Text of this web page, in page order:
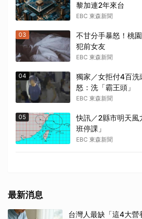
黎加連2年來台
EBC 東森新聞
03
不甘分手暴怒！桃
犯前女友
EBC 東森新聞
04
獨家／女拒付4百洗
怒：洗「霸王頭」
EBC 東森新聞
05
快訊／2縣市明天風
班停課」
EBC 東森新聞
最新消息
台灣人最缺「這4大